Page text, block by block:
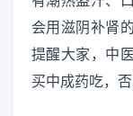
会用滋阴补肾
提醒大家，中
买中成药吃，